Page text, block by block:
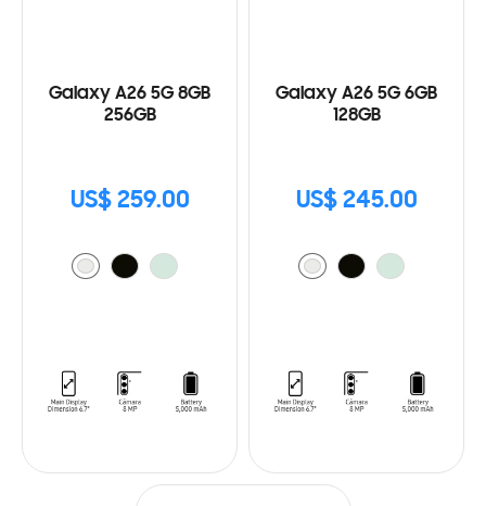
Galaxy A26 5G 8GB
256GB
US$ 259.00
Galaxy A26 5G 6GB
128GB
US$ 245.00